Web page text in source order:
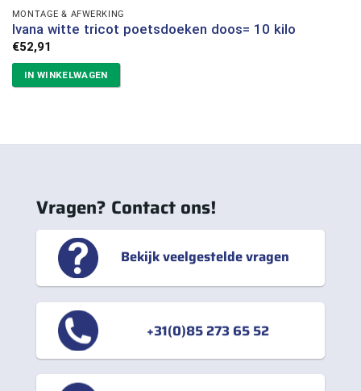
MONTAGE & AFWERKING
Ivana witte tricot poetsdoeken doos= 10 kilo
€52,91
IN WINKELWAGEN
Vragen? Contact ons!
Bekijk veelgestelde vragen
+31(0)85 273 65 52